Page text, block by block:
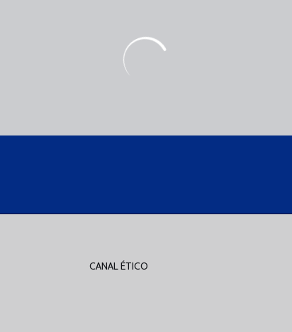
CANAL ÉTICO